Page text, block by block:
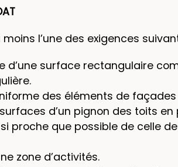
l’une des exigences
d’une surface rectangulaire
des éléments de
d’un pignon des toits en
proche que possible de celle
zone d’activités.